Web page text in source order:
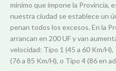
mínimo que impone la Provincia,
nuestra ciudad se establece un
penan todos los excesos. En la
arrancan en 200 UF y van
velocidad: Tipo 1 (45 a 60 Km/
(76 a 85 Km/H), o Tipo 4 (86 en